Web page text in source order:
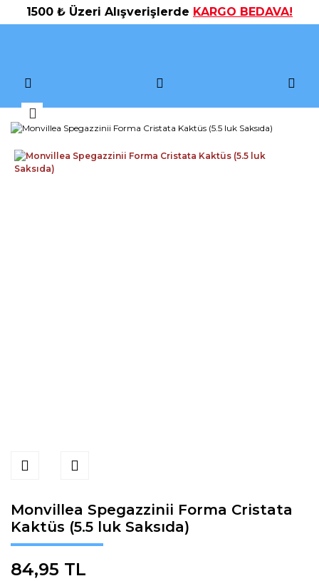
1500 ₺ Üzeri Alışverişlerde KARGO BEDAVA!
Monvillea Spegazzinii Forma Cristata
Kaktüs (5.5 luk Saksıda)
84,95 TL